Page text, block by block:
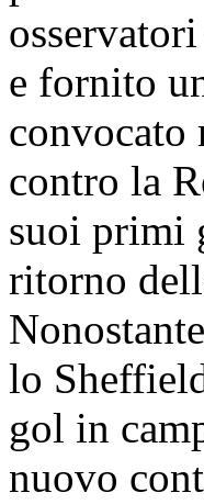
e fornito
convocato
contro la
suoi primi
ritorno
lo
gol in
nuovo